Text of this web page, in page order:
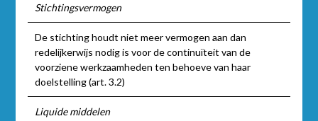
Stichtingsvermogen
De stichting houdt niet meer vermogen aan dan
redelijkerwijs nodig is voor de continuïteit van de
voorziene werkzaamheden ten behoeve van haar
doelstelling (art. 3.2)
Liquide middelen